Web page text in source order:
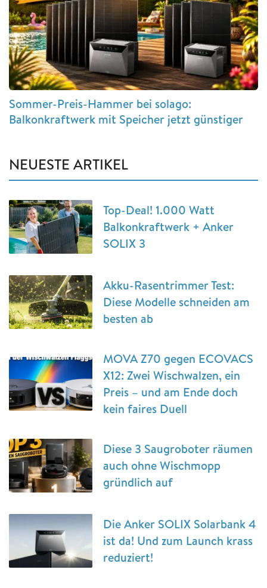
Sommer-Preis-Hammer bei solago:
Balkonkraftwerk mit Speicher jetzt günstiger
NEUESTE ARTIKEL
Top-Deal! 1.000 Watt
Balkonkraftwerk + Anker
SOLIX 3
Akku-Rasentrimmer Test:
Diese Modelle schneiden am
besten ab
MOVA Z70 gegen ECOVACS
X12: Zwei Wischwalzen, ein
Preis – und am Ende doch
kein faires Duell
Diese 3 Saugroboter räumen
auch ohne Wischmopp
gründlich auf
Die Anker SOLIX Solarbank 4
ist da! Und zum Launch krass
reduziert!